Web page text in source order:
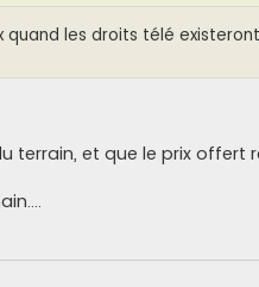
les droits télé
terrain, et que le prix offert